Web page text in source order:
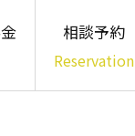
相談予約
Reservation